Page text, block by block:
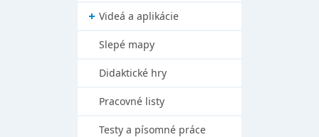
Videá a aplikácie
Slepé mapy
Didaktické hry
Pracovné listy
Testy a písomné práce